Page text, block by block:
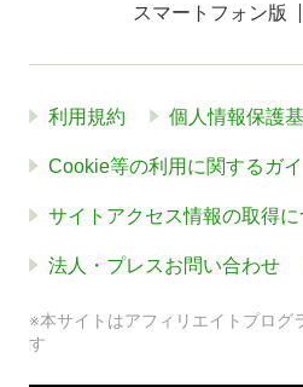
スマートフォン版
利用規約 個人情報保護
Cookie等の利用に関するガ
サイトアクセス情報の取得に
法人・プレスお問い合わせ
※本サイトはアフィリエイトプログ
す